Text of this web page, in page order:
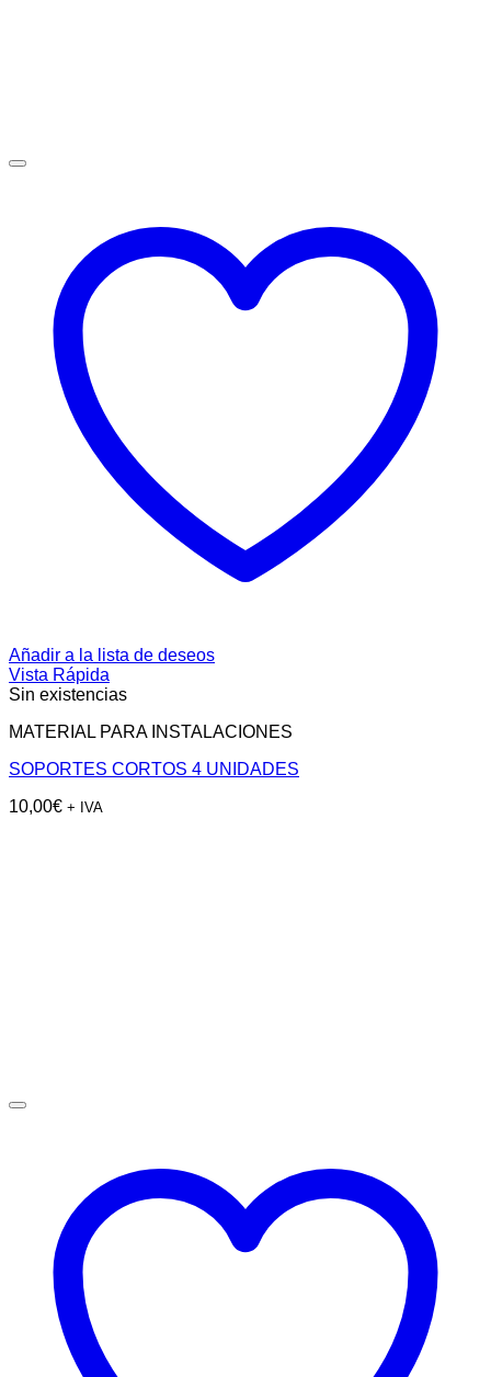
Añadir a la lista de deseos
Vista Rápida
Sin existencias
MATERIAL PARA INSTALACIONES
SOPORTES CORTOS 4 UNIDADES
10,00€ + IVA